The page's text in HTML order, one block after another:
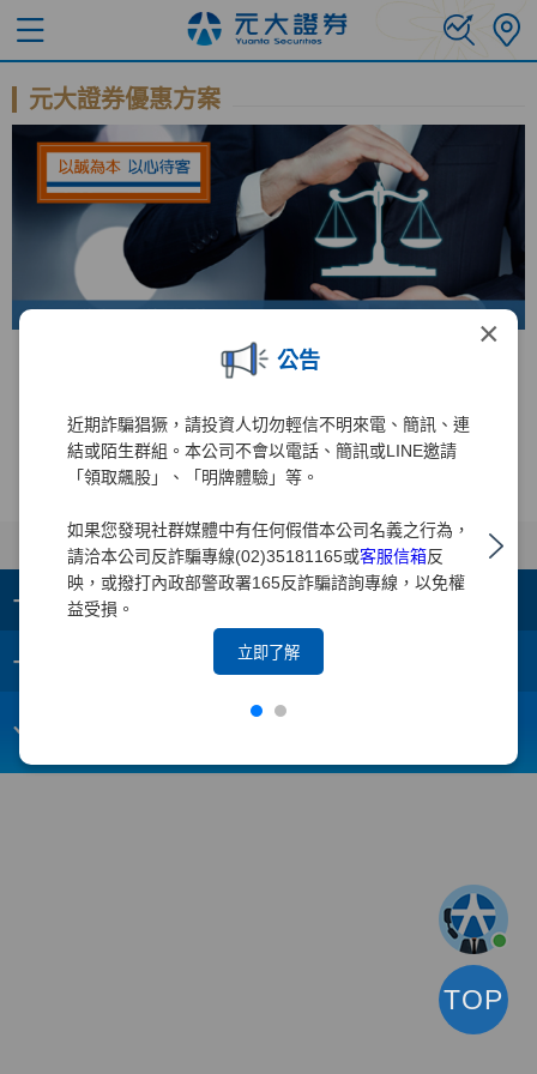
×
公告
近期詐騙猖獗，請投資人切勿輕信不明來電、簡訊、連
結或陌生群組。本公司不會以電話、簡訊或LINE邀請
「領取飆股」、「明牌體驗」等。
如果您發現社群媒體中有任何假借本公司名義之行為，
請洽本公司反詐騙專線(02)35181165或客服信箱反
映，或撥打內政部警政署165反詐騙諮詢專線，以免權
益受損。
立即了解
元大證券優惠方案
錢進美股直達車 手續費免比價
+ 集團成員
+
webmaster@yuanta.com
TOP